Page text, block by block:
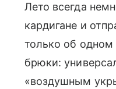
Лето всегда
кардигане и
только об одном
брюки:
«воздушным